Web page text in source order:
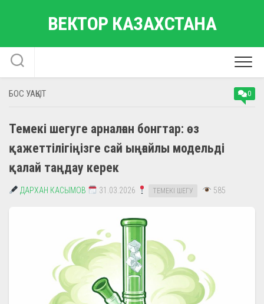
ВЕКТОР КАЗАХСТАНА
БОС УАҚЫТ 0
Темекі шегуге арналған бонгтар: өз
қажеттілігіңізге сай ыңғайлы модельді
қалай таңдау керек
ДАРХАН КАСЫМОВ 31.03.2026 ТЕМЕКІ ШЕГУ 585